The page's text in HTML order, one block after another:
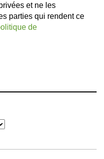
et ne les
parties qui rendent ce
de